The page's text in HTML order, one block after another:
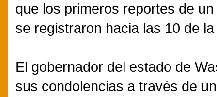
que los primeros reportes de
se registraron hacia las 10 de
El gobernador del estado de
sus condolencias a través de